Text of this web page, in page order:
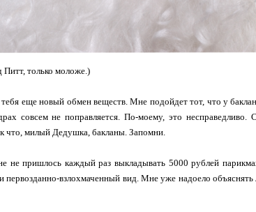
Питт, только моложе.)
еще новый обмен веществ. Мне подойдет тот, что у
совсем не поправляется. По-моему, это несправедливо.
что, милый Дедушка, бакланы. Запомни.
не пришлось каждый раз выкладывать 5000 рублей
первозданно-взлохмаченный вид. Мне уже надоело